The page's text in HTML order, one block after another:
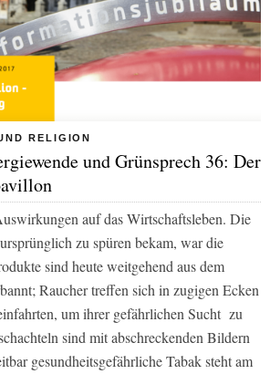
RELIGION
und Grünsprech 36: Der
auf das Wirtschaftsleben. Die
zu spüren bekam, war die
sind heute weitgehend aus dem
Raucher treffen sich in zugigen Ecken
um ihrer gefährlichen Sucht zu
sind mit abschreckenden Bildern
gesundheitsgefährliche Tabak steht am